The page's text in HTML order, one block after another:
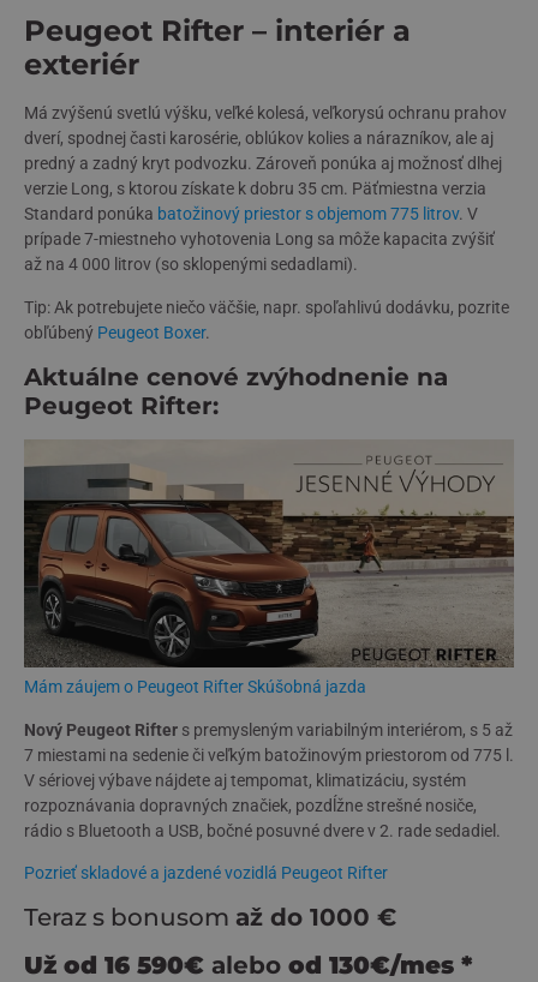
Peugeot Rifter – interiér a
exteriér
Má zvýšenú svetlú výšku, veľké kolesá, veľkorysú ochranu prahov
dverí, spodnej časti karosérie, oblúkov kolies a nárazníkov, ale aj
predný a zadný kryt podvozku. Zároveň ponúka aj možnosť dlhej
verzie Long, s ktorou získate k dobru 35 cm. Päťmiestna verzia
Standard ponúka batožinový priestor s objemom 775 litrov. V
prípade 7-miestneho vyhotovenia Long sa môže kapacita zvýšiť
až na 4 000 litrov (so sklopenými sedadlami).
Tip: Ak potrebujete niečo väčšie, napr. spoľahlivú dodávku, pozrite
obľúbený Peugeot Boxer.
Aktuálne cenové zvýhodnenie na
Peugeot Rifter:
Mám záujem o Peugeot RifterSkúšobná jazda
Nový Peugeot Rifter s premysleným variabilným interiérom, s 5 až
7 miestami na sedenie či veľkým batožinovým priestorom od 775 l.
V sériovej výbave nájdete aj tempomat, klimatizáciu, systém
rozpoznávania dopravných značiek, pozdĺžne strešné nosiče,
rádio s Bluetooth a USB, bočné posuvné dvere v 2. rade sedadiel.
Pozrieť skladové a jazdené vozidlá Peugeot Rifter
Teraz s bonusom až do 1000 €
Už od 16 590€ alebo od 130€/mes *